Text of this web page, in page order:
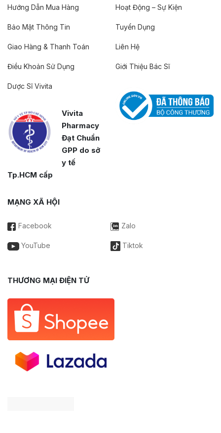
Hướng Dẫn Mua Hàng
Bảo Mật Thông Tin
Giao Hàng & Thanh Toán
Điều Khoản Sử Dụng
Dược Sĩ Vivita
Vivita
Pharmacy
Đạt Chuẩn
GPP do sở
y tế
Tp.HCM cấp
Hoạt Động – Sự Kiện
Tuyển Dụng
Liên Hệ
Giới Thiệu Bác Sĩ
MẠNG XÃ HỘI
Facebook Zalo
YouTube Tiktok
THƯƠNG MẠI ĐIỆN TỬ